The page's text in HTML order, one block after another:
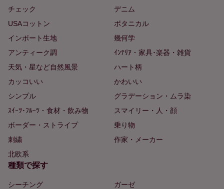
チェック
デニム
USAコットン
ボタニカル
インポート生地
幾何学
アンティーク調
ｲﾝﾃﾘｱ・家具･楽器・雑貨
天気・星など自然風景
ハート柄
カッコいい
かわいい
シンプル
グラデーション・ムラ染
ｽｲｰﾂ･ﾌﾙｰﾂ・食材・飲み物
スマイリー・人・顔
ボーダー・ストライプ
乗り物
刺繍
作家・メーカー
北欧系
種類で探す
シーチング
ガーゼ